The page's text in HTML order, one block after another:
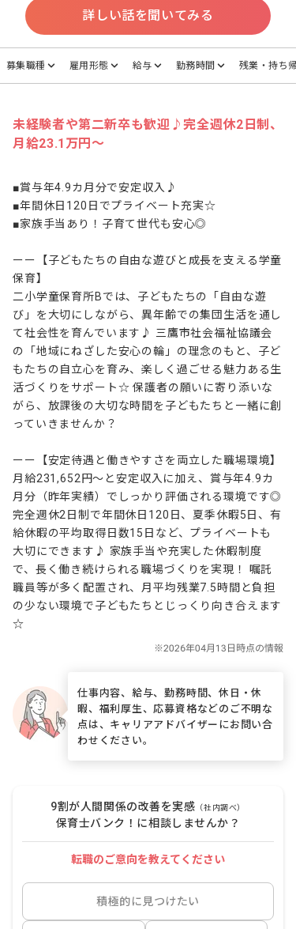
詳しい話を聞いてみる
募集職種 雇用形態 給与 勤務時間 残業・持ち帰
未経験者や第二新卒も歓迎♪完全週休2日制、
月給23.1万円～
■賞与年4.9カ月分で安定収入♪
■年間休日120日でプライベート充実☆
■家族手当あり！子育て世代も安心◎
ーー【子どもたちの自由な遊びと成長を支える学童
保育】
二小学童保育所Bでは、子どもたちの「自由な遊
び」を大切にしながら、異年齢での集団生活を通し
て社会性を育んでいます♪ 三鷹市社会福祉協議会
の「地域にねざした安心の輪」の理念のもと、子ど
もたちの自立心を育み、楽しく過ごせる魅力ある生
活づくりをサポート☆ 保護者の願いに寄り添いな
がら、放課後の大切な時間を子どもたちと一緒に創
っていきませんか？
ーー【安定待遇と働きやすさを両立した職場環境】
月給231,652円～と安定収入に加え、賞与年4.9カ
月分（昨年実績）でしっかり評価される環境です◎
完全週休2日制で年間休日120日、夏季休暇5日、有
給休暇の平均取得日数15日など、プライベートも
大切にできます♪ 家族手当や充実した休暇制度
で、長く働き続けられる職場づくりを実現！ 嘱託
職員等が多く配置され、月平均残業7.5時間と負担
の少ない環境で子どもたちとじっくり向き合えます
☆
仕事内容、給与、勤務時間、休日・休
暇、福利厚生、応募資格などのご不明な
点は、キャリアアドバイザーにお問い合
わせください。
9割が人間関係の改善を実感 （社内調べ）
保育士バンク！に相談しませんか？
転職のご意向を教えてください
積極的に見つけたい